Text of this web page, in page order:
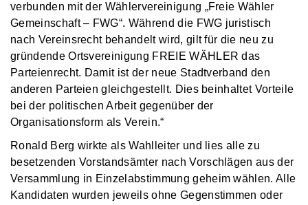
verbunden mit der Wählervereinigung „Freie Wähler
Gemeinschaft – FWG“. Während die FWG juristisch
nach Vereinsrecht behandelt wird, gilt für die neu zu
gründende Ortsvereinigung FREIE WÄHLER das
Parteienrecht. Damit ist der neue Stadtverband den
anderen Parteien gleichgestellt. Dies beinhaltet Vorteile
bei der politischen Arbeit gegenüber der
Organisationsform als Verein.“
Ronald Berg wirkte als Wahlleiter und lies alle zu
besetzenden Vorstandsämter nach Vorschlägen aus der
Versammlung in Einzelabstimmung geheim wählen. Alle
Kandidaten wurden jeweils ohne Gegenstimmen oder